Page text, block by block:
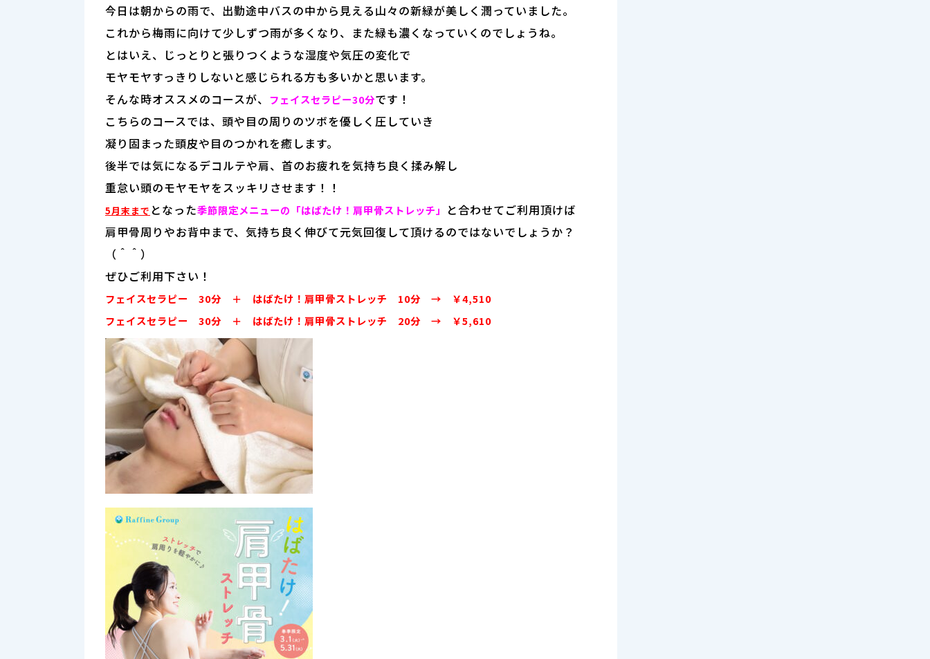
今日は朝からの雨で、出勤途中バスの中から見える山々の新緑が美しく潤っていました。
これから梅雨に向けて少しずつ雨が多くなり、また緑も濃くなっていくのでしょうね。
とはいえ、じっとりと張りつくような湿度や気圧の変化で
モヤモヤすっきりしないと感じられる方も多いかと思います。
そんな時オススメのコースが、 フェイスセラピー30分です！
こちらのコースでは、頭や目の周りのツボを優しく圧していき
凝り固まった頭皮や目のつかれを癒します。
後半では気になるデコルテや肩、首のお疲れを気持ち良く揉み解し
重怠い頭のモヤモヤをスッキリさせます！！
5月末まで となった季節限定メニューの「はばたけ！肩甲骨ストレッチ」
と合わせてご利用頂けば
肩甲骨周りやお背中まで、気持ち良く伸びて元気回復して頂けるのではないでしょうか？
（＾＾）
ぜひご利用下さい！
フェイスセラピー 30分 ＋ はばたけ！肩甲骨ストレッチ 10分 → ￥4,510
フェイスセラピー 30分 ＋ はばたけ！肩甲骨ストレッチ 20分 → ￥5,610